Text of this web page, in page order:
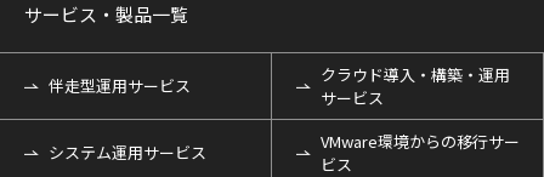
サービス・製品一覧
伴走型運用サービス
クラウド導入・構築・運用
サービス
システム運用サービス
VMware環境からの移行サー
ビス